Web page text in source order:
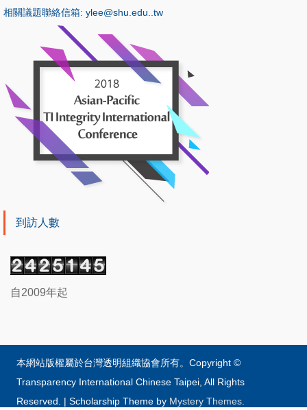
相關議題聯絡信箱: ylee@shu.edu..tw
到訪人數
自2009年起
本網站版權屬於台灣透明組織協會所有。Copyright ©
Transparency International Chinese Taipei, All Rights
Reserved. |Scholarship Theme by Mystery Themes.